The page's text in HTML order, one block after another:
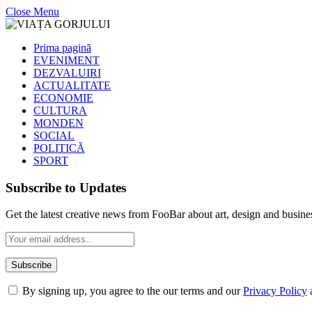
Close Menu
Prima pagină
EVENIMENT
DEZVALUIRI
ACTUALITATE
ECONOMIE
CULTURA
MONDEN
SOCIAL
POLITICĂ
SPORT
Subscribe to Updates
Get the latest creative news from FooBar about art, design and
By signing up, you agree to the our terms and ourPrivacy Policy